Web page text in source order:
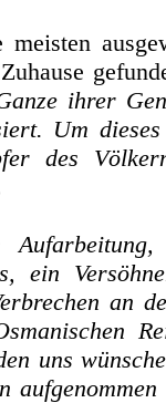
ihrer
Um
des
ein
an
uns